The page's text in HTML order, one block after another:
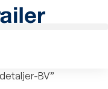
BV”